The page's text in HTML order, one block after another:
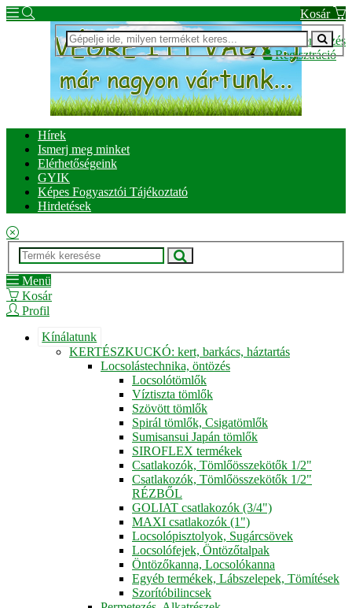
Kosár
Bejelentkezés
Regisztráció
Hírek
Ismerj meg minket
Elérhetőségeink
GYIK
Képes Fogyasztói Tájékoztató
Hirdetések
Menü
Kosár
Profil
Kínálatunk
KERTÉSZKUCKÓ: kert, barkács, háztartás
Locsolástechnika, öntözés
Locsolótömlők
Víztiszta tömlők
Szövött tömlők
Spirál tömlők, Csigatömlők
Sumisansui Japán tömlők
SIROFLEX termékek
Csatlakozók, Tömlőösszekötők 1/2"
Csatlakozók, Tömlőösszekötők 1/2"
RÉZBŐL
GOLIAT csatlakozók (3/4")
MAXI csatlakozók (1")
Locsolópisztolyok, Sugárcsövek
Locsolófejek, Öntözőtalpak
Öntözőkanna, Locsolókanna
Egyéb termékek, Lábszelepek, Tömítések
Szorítóbilincsek